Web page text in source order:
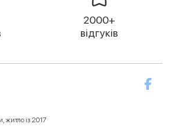
2000+
відгуків
житло із 2017